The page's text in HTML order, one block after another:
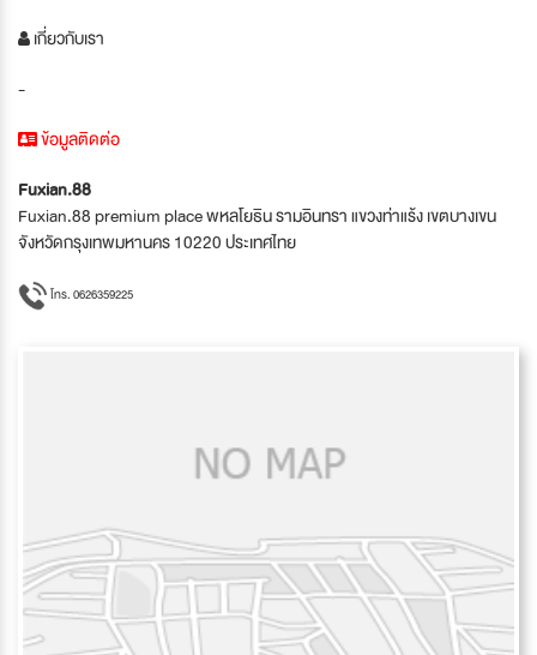
เกี่ยวกับเรา
-
ข้อมูลติดต่อ
Fuxian.88
Fuxian.88 premium place พหลโยธิน รามอินทรา แขวงท่าแร้ง เขตบางเขน
จังหวัดกรุงเทพมหานคร 10220 ประเทศไทย
โทร. 0626359225